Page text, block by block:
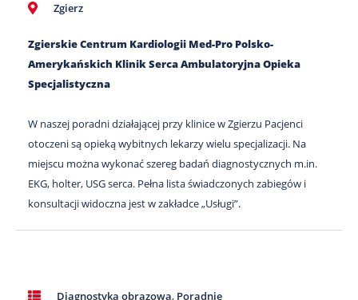
Zgierz
Zgierskie Centrum Kardiologii Med-Pro Polsko-
Amerykańskich Klinik Serca Ambulatoryjna Opieka
Specjalistyczna
W naszej poradni działającej przy klinice w Zgierzu Pacjenci
otoczeni są opieką wybitnych lekarzy wielu specjalizacji. Na
miejscu można wykonać szereg badań diagnostycznych m.in.
EKG, holter, USG serca. Pełna lista świadczonych zabiegów i
konsultacji widoczna jest w zakładce „Usługi”.
Diagnostyka obrazowa, Poradnie